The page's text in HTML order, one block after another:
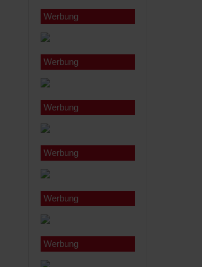
Werbung
Werbung
Werbung
Werbung
Werbung
Werbung